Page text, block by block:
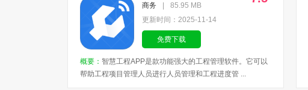
商务
85.95 MB
更新时间：2025-11-14
免费下载
概要： 智慧工程APP是款功能强大的工程管理软件。它可以
帮助工程项目管理人员进行人员管理和工程进度管 ...